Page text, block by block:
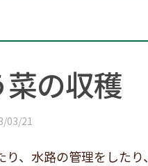
の収穫
03/21
り、水路の管理をした